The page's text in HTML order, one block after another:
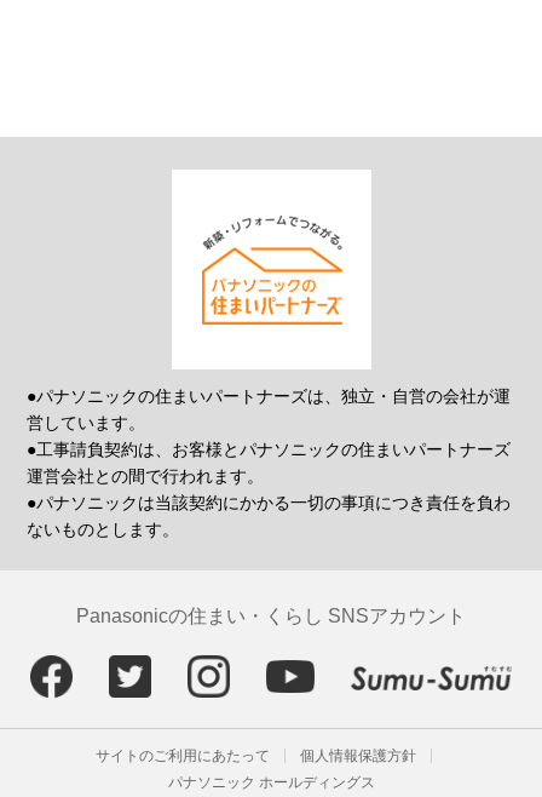
●パナソニックの住まいパートナーズは、独立・自営の会社が運
営しています。
●工事請負契約は、お客様とパナソニックの住まいパートナーズ
運営会社との間で行われます。
●パナソニックは当該契約にかかる一切の事項につき責任を負わ
ないものとします。
Panasonicの住まい・くらし SNSアカウント
サイトのご利用にあたって
個人情報保護方針
パナソニック ホールディングス